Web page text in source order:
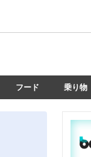
フード 乗り物